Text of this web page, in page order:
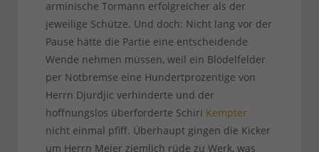
arminische Tormann erfolgreicher als der
jeweilige Schütze. Und doch: Nicht lang vor der
Pause hätte die Partie eine entscheidende
Wende nehmen müssen, weil ein Blödelfelder
per Notbremse eine Hundertprozentige von
Herrn Djurdjic verhinderte und der
hoffnungslos überforderte Schiri Kempter
nicht einmal pfiff. Überhaupt gingen die Kicker
um Herrn Meier ziemlich rüde zu Werk, was